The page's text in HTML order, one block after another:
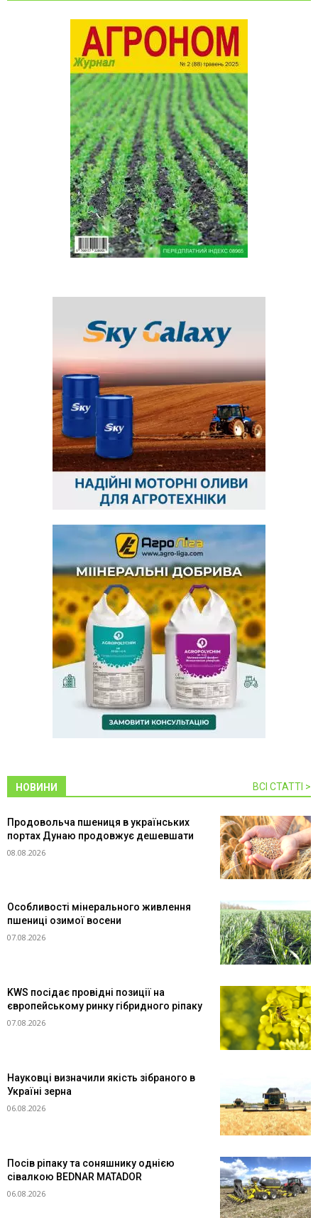
НОВИНИ ВСІ СТАТТІ >
Продовольча пшениця в українських
портах Дунаю продовжує дешевшати
08.08.2026
Особливості мінерального живлення
пшениці озимої восени
07.08.2026
KWS посідає провідні позиції на
європейському ринку гібридного ріпаку
07.08.2026
Науковці визначили якість зібраного в
Україні зерна
06.08.2026
Посів ріпаку та соняшнику однією
сівалкою BEDNAR MATADOR
06.08.2026